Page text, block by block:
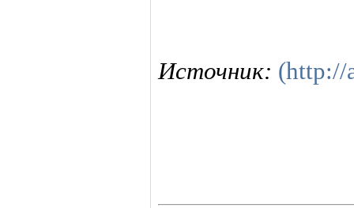
Источник: (http://